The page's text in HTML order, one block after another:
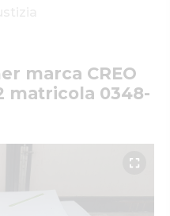
marca CREO
matricola 0348-